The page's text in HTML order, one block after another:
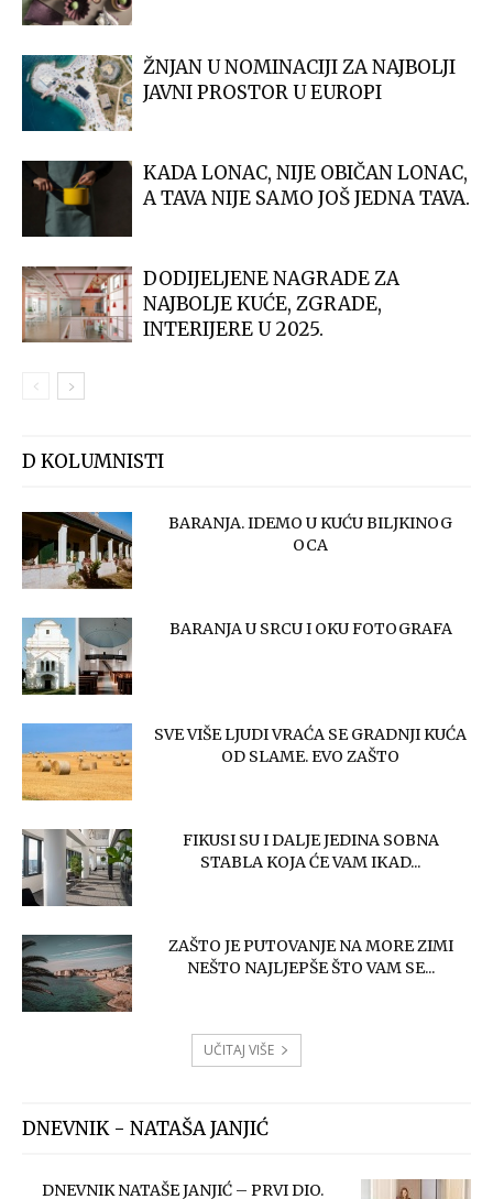
ŽNJAN U NOMINACIJI ZA NAJBOLJI
JAVNI PROSTOR U EUROPI
KADA LONAC, NIJE OBIČAN LONAC,
A TAVA NIJE SAMO JOŠ JEDNA TAVA.
DODIJELJENE NAGRADE ZA
NAJBOLJE KUĆE, ZGRADE,
INTERIJERE U 2025.
D KOLUMNISTI
BARANJA. IDEMO U KUĆU BILJKINOG
OCA
BARANJA U SRCU I OKU FOTOGRAFA
SVE VIŠE LJUDI VRAĆA SE GRADNJI KUĆA
OD SLAME. EVO ZAŠTO
FIKUSI SU I DALJE JEDINA SOBNA
STABLA KOJA ĆE VAM IKAD...
ZAŠTO JE PUTOVANJE NA MORE ZIMI
NEŠTO NAJLJEPŠE ŠTO VAM SE...
UČITAJ VIŠE
DNEVNIK - NATAŠA JANJIĆ
DNEVNIK NATAŠE JANJIĆ – PRVI DIO.